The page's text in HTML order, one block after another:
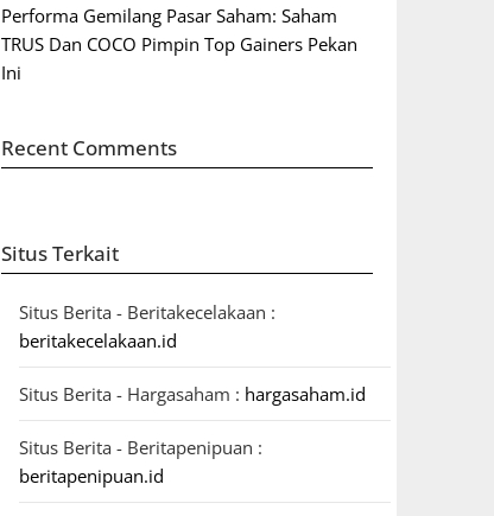
Performa Gemilang Pasar Saham: Saham
TRUS Dan COCO Pimpin Top Gainers Pekan
Ini
Recent Comments
Situs Terkait
Situs Berita - Beritakecelakaan :
beritakecelakaan.id
Situs Berita - Hargasaham : hargasaham.id
Situs Berita - Beritapenipuan :
beritapenipuan.id